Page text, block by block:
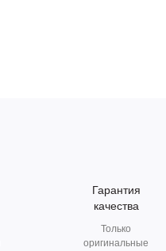
Гарантия
качества
Только
оригинальные